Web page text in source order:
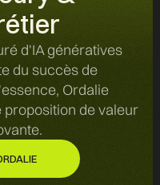
d'IA génératives
du succès de
Ordalie
de valeur